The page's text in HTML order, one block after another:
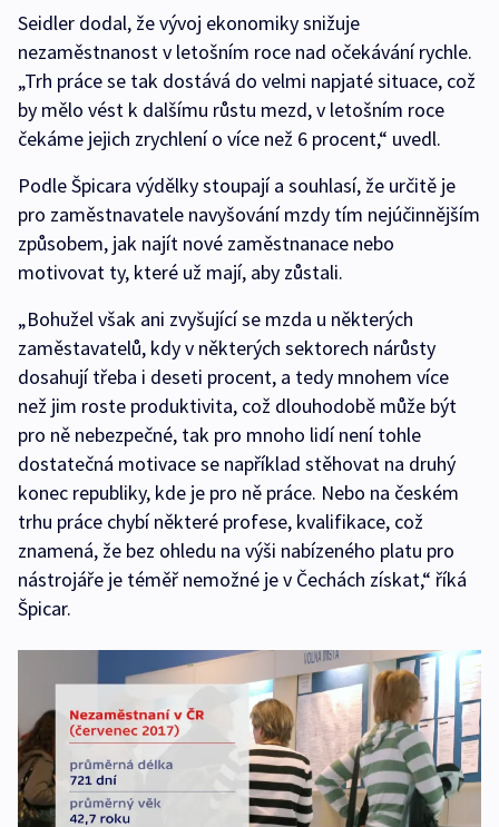
Seidler dodal, že vývoj ekonomiky snižuje
nezaměstnanost v letošním roce nad očekávání rychle.
„Trh práce se tak dostává do velmi napjaté situace, což
by mělo vést k dalšímu růstu mezd, v letošním roce
čekáme jejich zrychlení o více než 6 procent,“ uvedl.
Podle Špicara výdělky stoupají a souhlasí, že určitě je
pro zaměstnavatele navyšování mzdy tím nejúčinnějším
způsobem, jak najít nové zaměstnanace nebo
motivovat ty, které už mají, aby zůstali.
„Bohužel však ani zvyšující se mzda u některých
zaměstavatelů, kdy v některých sektorech nárůsty
dosahují třeba i deseti procent, a tedy mnohem více
než jim roste produktivita, což dlouhodobě může být
pro ně nebezpečné, tak pro mnoho lidí není tohle
dostatečná motivace se například stěhovat na druhý
konec republiky, kde je pro ně práce. Nebo na českém
trhu práce chybí některé profese, kvalifikace, což
znamená, že bez ohledu na výši nabízeného platu pro
nástrojáře je téměř nemožné je v Čechách získat,“ říká
Špicar.